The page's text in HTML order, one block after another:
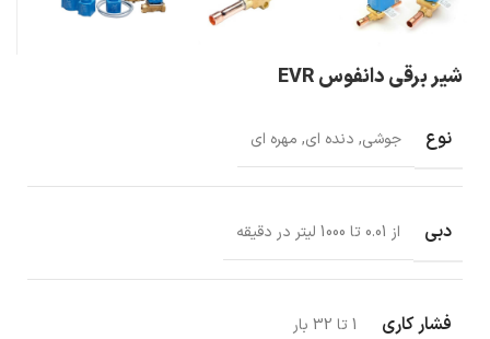
شیر برقی دانفوس EVR
نوع جوشی, دنده ای, مهره ای
دبی از 0.01 تا 1000 لیتر در دقیقه
فشار کاری 1 تا 32 بار